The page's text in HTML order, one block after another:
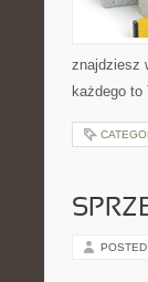
znajdziesz
każdego